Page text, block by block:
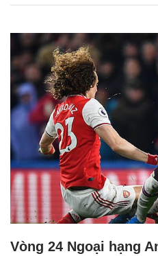
Vòng 24 Ngoại hạng